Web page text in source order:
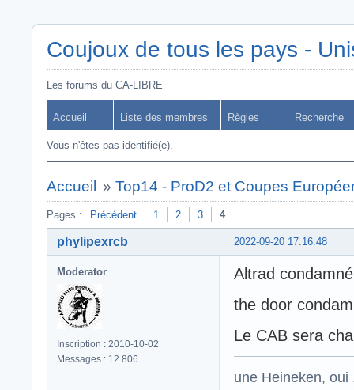
Coujoux de tous les pays -
Les forums du CA-LIBRE
Accueil Liste des membres Règles Recherche
Vous n'êtes pas identifié(e).
Accueil » Top14 - ProD2 et Coupes
Pages : Précédent 1 2 3 4
2022-09-20 17:16:48
phylipexrcb
Moderator
Inscription : 2010-10-02
Messages : 12 806
Altrad condamné
the door
Le CAB sera
une Heineken,